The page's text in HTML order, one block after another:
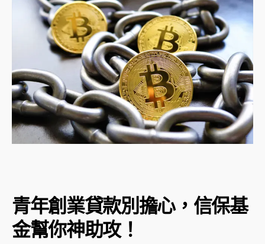
青年創業貸款別擔心，信保基
金幫你神助攻！